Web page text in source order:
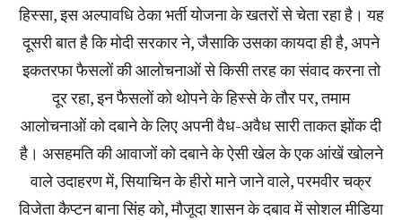
हिस्सा, इस अल्पावधि ठेका भर्ती योजना के खतरों से चेता रहा है। यह
दूसरी बात है कि मोदी सरकार ने, जैसाकि उसका कायदा ही है, अपने
इकतरफा फैसलों की आलोचनाओं से किसी तरह का संवाद करना तो
दूर रहा, इन फैसलों को थोपने के हिस्से के तौर पर, तमाम
आलोचनाओं को दबाने के लिए अपनी वैध-अवैध सारी ताकत झोंक दी
है। असहमति की आवाजों को दबाने के ऐसी खेल के एक आंखें खोलने
वाले उदाहरण में, सियाचिन के हीरो माने जाने वाले, परमवीर चक्र
विजेता कैप्टन बाना सिंह को, मौजूदा शासन के दबाव में सोशल मीडिया